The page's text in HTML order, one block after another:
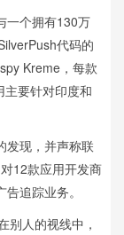
个拥有130万
代码的
Kreme，每款
要针对印度和
现，并声称联
12款应用开发商
追踪业务。
人的视线中，